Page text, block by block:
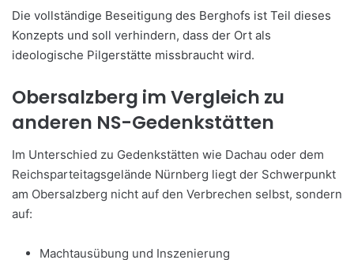
Die vollständige Beseitigung des Berghofs ist Teil dieses
Konzepts und soll verhindern, dass der Ort als
ideologische Pilgerstätte missbraucht wird.
Obersalzberg im Vergleich zu
anderen NS-Gedenkstätten
Im Unterschied zu Gedenkstätten wie Dachau oder dem
Reichsparteitagsgelände Nürnberg liegt der Schwerpunkt
am Obersalzberg nicht auf den Verbrechen selbst, sondern
auf:
Machtausübung und Inszenierung